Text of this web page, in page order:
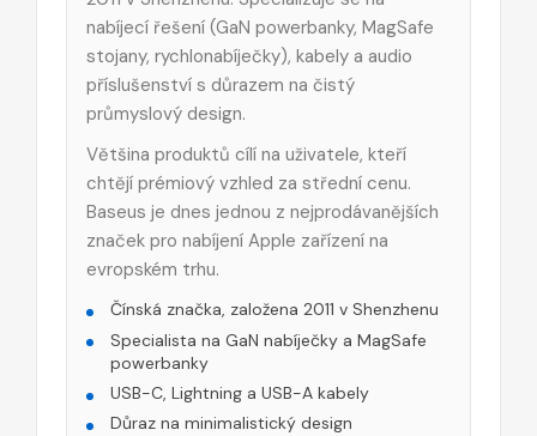
nabíjecí řešení (GaN powerbanky, MagSafe
stojany, rychlonabíječky), kabely a audio
příslušenství s důrazem na čistý
průmyslový design.
Většina produktů cílí na uživatele, kteří
chtějí prémiový vzhled za střední cenu.
Baseus je dnes jednou z nejprodávanějších
značek pro nabíjení Apple zařízení na
evropském trhu.
Čínská značka, založena 2011 v Shenzhenu
Specialista na GaN nabíječky a MagSafe
powerbanky
USB-C, Lightning a USB-A kabely
Důraz na minimalistický design